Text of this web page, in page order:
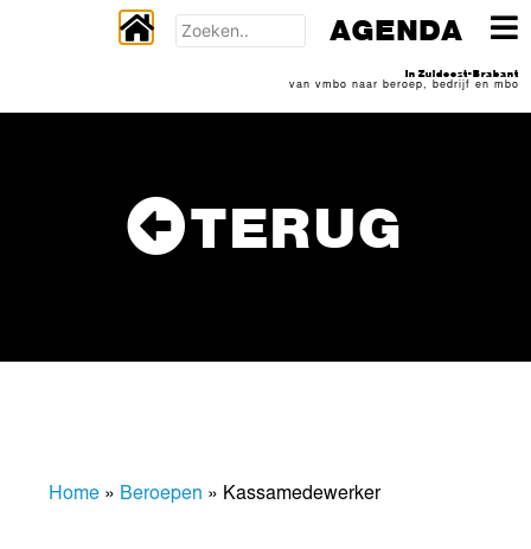
TERUG
Home » Beroepen » Kassamedewerker
AGENDA
In Zuidoost-Brabant
van vmbo naar beroep, bedrijf en mbo